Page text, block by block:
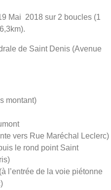
Mai 2018 sur 2 boucles (1
de Saint Denis (Avenue
montant)
vers Rue Maréchal Leclerc)
le rond point Saint
l’entrée de la voie piétonne